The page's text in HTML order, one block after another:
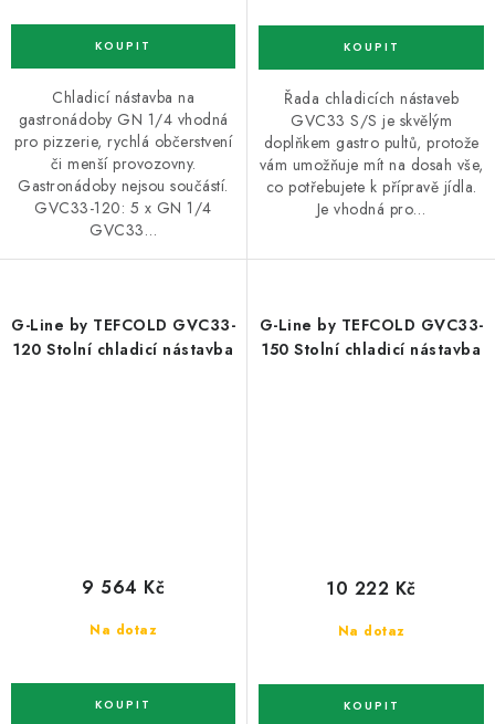
Chladicí nástavba na
gastronádoby GN 1/4 vhodná
pro pizzerie, rychlá občerstvení
či menší provozovny.
Gastronádoby nejsou součástí.
GVC33-120: 5 x GN 1/4
GVC33…
Řada chladicích nástaveb
GVC33 S/S je skvělým
doplňkem gastro pultů, protože
vám umožňuje mít na dosah vše,
co potřebujete k přípravě jídla.
Je vhodná pro…
G-Line by TEFCOLD GVC33-
120 Stolní chladicí nástavba
Na dotaz
9 564 Kč
G-Line by TEFCOLD GVC33-
150 Stolní chladicí nástavba
Na dotaz
10 222 Kč